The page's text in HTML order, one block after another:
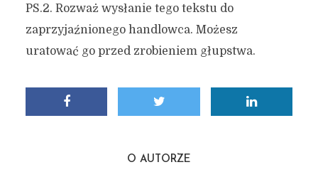
PS.2. Rozważ wysłanie tego tekstu do
zaprzyjaźnionego handlowca. Możesz
uratować go przed zrobieniem głupstwa.
O AUTORZE